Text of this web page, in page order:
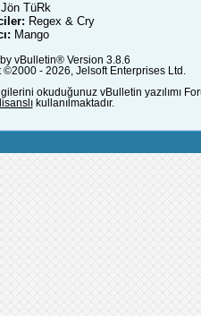
Jön TüRk
Regex & Cry
Mango
vBulletin® Version 3.8.6
©2000 - 2026, Jelsoft Enterprises Ltd.
okuduğunuz vBulletin yazılımı
lisanslıkullanılmaktadır.